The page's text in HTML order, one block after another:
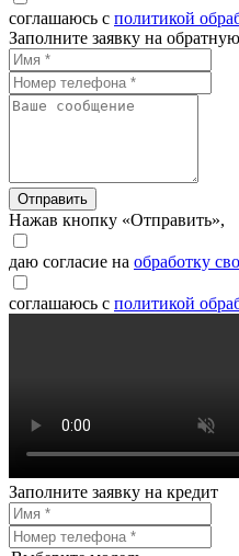
соглашаюсь с политикой
Заполните заявку на
Отправить
Нажав кнопку «Отправить»,
даю согласие на обработку
соглашаюсь с политикой
Заполните заявку на кредит